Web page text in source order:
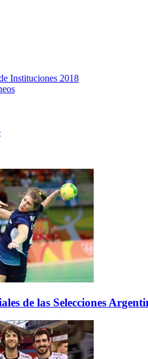
Instituciones 2018
de las Selecciones